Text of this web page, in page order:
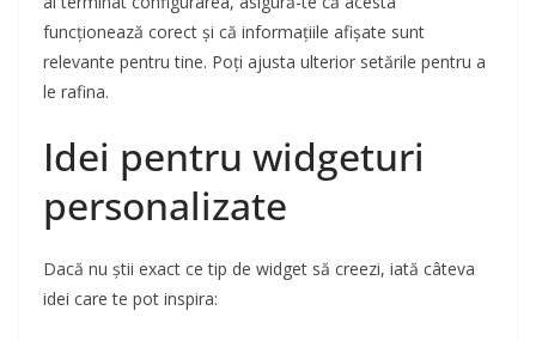
funcționează corect și că informațiile afișate sunt
relevante pentru tine. Poți ajusta ulterior setările pentru a
le rafina.
Idei pentru widgeturi
personalizate
Dacă nu știi exact ce tip de widget să creezi, iată câteva
idei care te pot inspira: